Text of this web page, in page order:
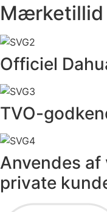
Mærketillid
Officiel
TVO-
Anvendes
private